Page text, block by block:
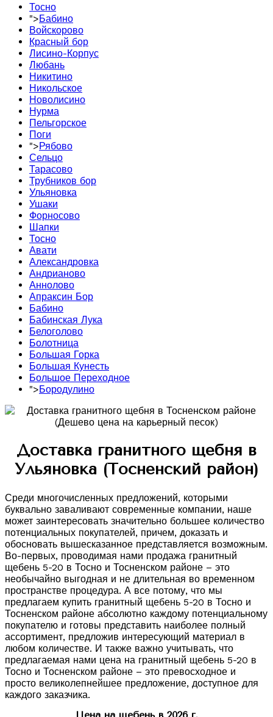
Тосно
">Бабино
Войскорово
Красный бор
Лисино-Корпус
Любань
Никитино
Никольское
Новолисино
Нурма
Пельгорское
Поги
">Рябово
Сельцо
Тарасово
Трубников бор
Ульяновка
Ушаки
Форносово
Шапки
Тосно
Авати
Александровка
Андрианово
Аннолово
Апраксин Бор
Бабино
Бабинская Лука
Белоголово
Болотница
Большая Горка
Большая Кунесть
Большое Переходное
">Бородулино
Доставка гранитного щебня в
Ульяновка (Тосненский район)
Среди многочисленных предложений, которыми
буквально заваливают современные компании, наше
может заинтересовать значительно большее количество
потенциальных покупателей, причем, доказать и
обосновать вышесказанное представляется возможным.
Во-первых, проводимая нами продажа гранитный
щебень 5-20 в Тосно и Тосненском районе – это
необычайно выгодная и не длительная во временном
пространстве процедура. А все потому, что мы
предлагаем купить гранитный щебень 5-20 в Тосно и
Тосненском районе абсолютно каждому потенциальному
покупателю и готовы представить наиболее полный
ассортимент, предложив интересующий материал в
любом количестве. И также важно учитывать, что
предлагаемая нами цена на гранитный щебень 5-20 в
Тосно и Тосненском районе – это превосходное и
просто великолепнейшее предложение, доступное для
каждого заказчика.